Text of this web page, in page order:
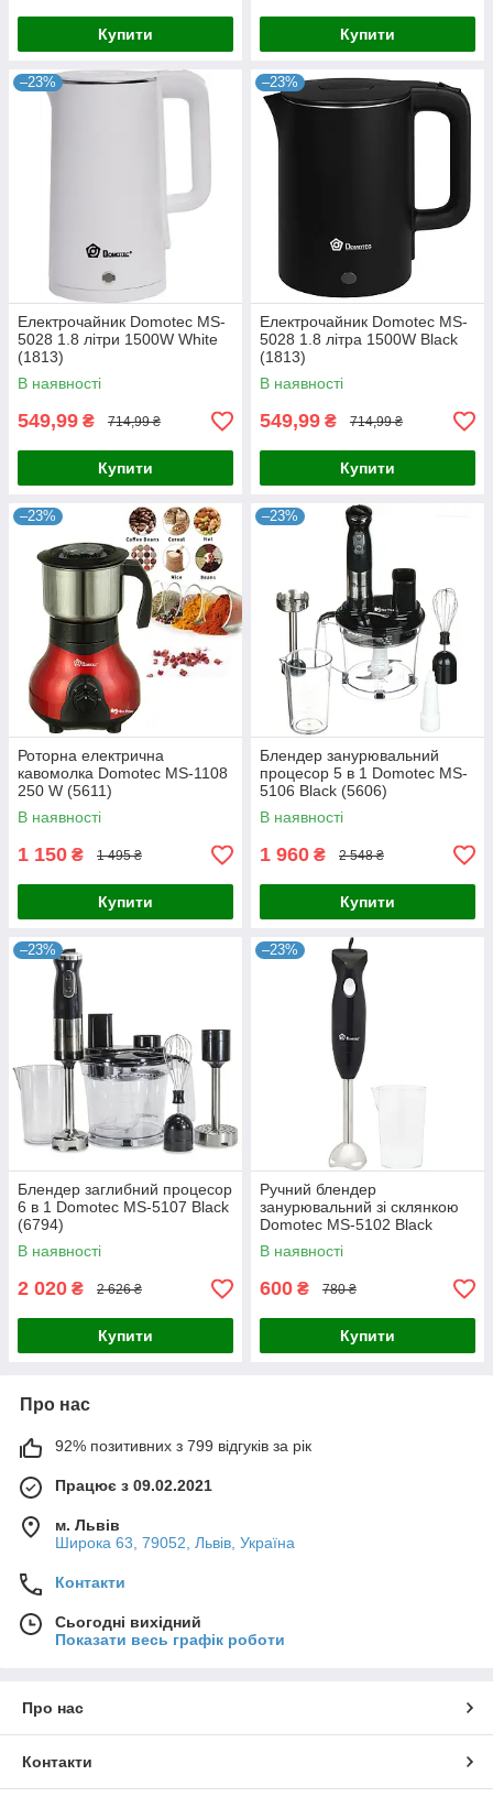
Купити Купити
–23%
Електрочайник Domotec MS-
5028 1.8 літри 1500W White
(1813)
В наявності
549,99 ₴ 714,99 ₴
Купити
–23%
Електрочайник Domotec MS-
5028 1.8 літра 1500W Black
(1813)
В наявності
549,99 ₴ 714,99 ₴
Купити
–23%
Роторна електрична
кавомолка Domotec MS-1108
250 W (5611)
В наявності
1 150 ₴ 1 495 ₴
Купити
–23%
Блендер занурювальний
процесор 5 в 1 Domotec MS-
5106 Black (5606)
В наявності
1 960 ₴ 2 548 ₴
Купити
–23%
Блендер заглибний процесор
6 в 1 Domotec MS-5107 Black
(6794)
В наявності
2 020 ₴ 2 626 ₴
Купити
–23%
Ручний блендер
занурювальний зі склянкою
Domotec MS-5102 Black
(5604)
В наявності
600 ₴ 780 ₴
Купити
Про нас
92% позитивних з 799 відгуків за рік
Працює з 09.02.2021
м. Львів
Широка 63, 79052, Львів, Україна
Контакти
Сьогодні вихідний
Показати весь графік роботи
Про нас
Контакти